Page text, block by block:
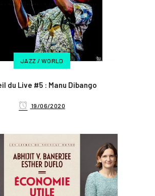
JAZZ / WORLD
du Live #5 : Manu Dibango
19/06/2020